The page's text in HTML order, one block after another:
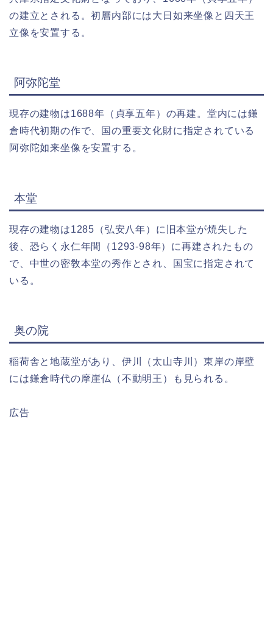
の建立とされる。初層内部には大日如来坐像と四天王
立像を安置する。
阿弥陀堂
現存の建物は1688年（貞享五年）の再建。堂内には鎌
倉時代初期の作で、国の重要文化財に指定されている
阿弥陀如来坐像を安置する。
本堂
現存の建物は1285（弘安八年）に旧本堂が焼失した
後、恐らく永仁年間（1293-98年）に再建されたもの
で、中世の密敎本堂の秀作とされ、国宝に指定されて
いる。
奥の院
稲荷舎と地蔵堂があり、伊川（太山寺川）東岸の岸壁
には鎌倉時代の摩崖仏（不動明王）も見られる。
広告